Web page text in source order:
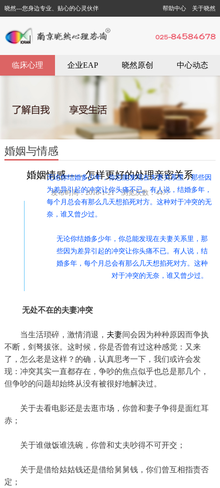
帮助中心 关于晓然
晓然---您身边专业、贴心的心灵伙伴
临床心理 企业EAP 晓然原创 中心动态
婚姻与情感
婚姻情感——怎样更好的处理亲密关系
发布时间：2018-1-21 浏览次数：4477
无论你结婚多少年，你总能发现在夫妻关系里，那些因
为差异引起的冲突让你头痛不已。有人说，结婚多年，
每个月总会有那么几天想掐死对方。这种对于冲突的无
奈，谁又曾少过。
无论你结婚多少年，你总能发现在夫妻关系里，那
些因为差异引起的冲突让你头痛不已。有人说，结
婚多年，每个月总会有那么几天想掐死对方。这种
对于冲突的无奈，谁又曾少过。
无处不在的夫妻冲突
当生活琐碎，激情消退， 夫妻间会因为种种原因而争执
不断，剑弩拔张。这时候，你是否曾有过这种感觉：又来
了，怎么老是这样？的确，认真思考一下，我们或许会发
现：冲突其实一直都存在，争吵的焦点似乎也总是那几个，
但争吵的问题却始终从没有被很好地解决过。
关于去看电影还是去逛市场，你曾和妻子争得是面红耳
赤；
关于谁做饭谁洗碗，你曾和丈夫吵得不可开交；
关于是借给姑姑钱还是借给舅舅钱，你们曾互相指责否
定；